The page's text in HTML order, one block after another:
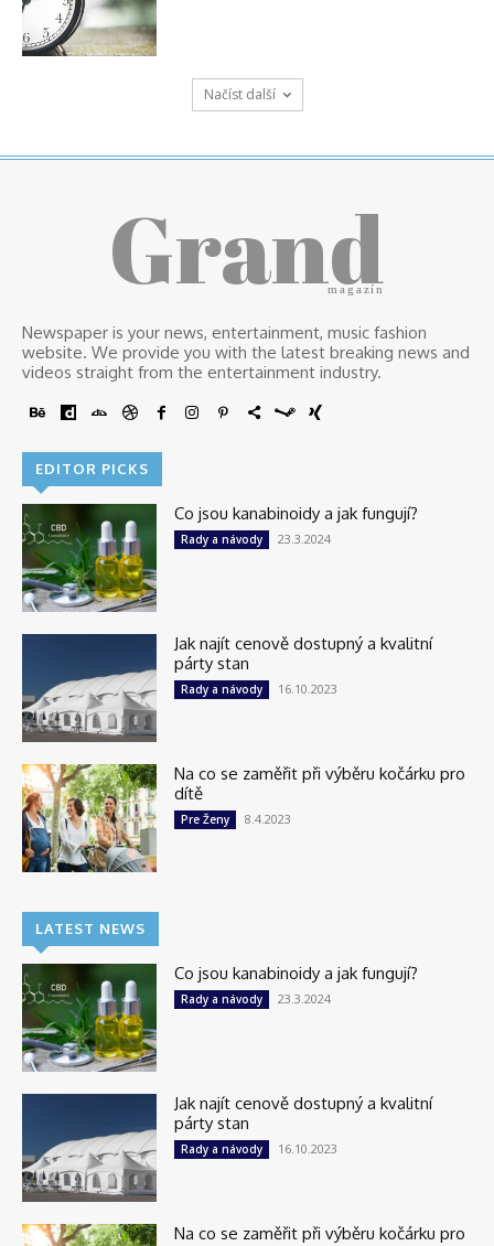
Načíst další
Grand
magazín
Newspaper is your news, entertainment, music fashion
website. We provide you with the latest breaking news and
videos straight from the entertainment industry.
EDITOR PICKS
Co jsou kanabinoidy a jak fungují?
Rady a návody 23.3.2024
Jak najít cenově dostupný a kvalitní
párty stan
Rady a návody 16.10.2023
Na co se zaměřit při výběru kočárku pro
dítě
Pre Ženy 8.4.2023
LATEST NEWS
Co jsou kanabinoidy a jak fungují?
Rady a návody 23.3.2024
Jak najít cenově dostupný a kvalitní
párty stan
Rady a návody 16.10.2023
Na co se zaměřit při výběru kočárku pro